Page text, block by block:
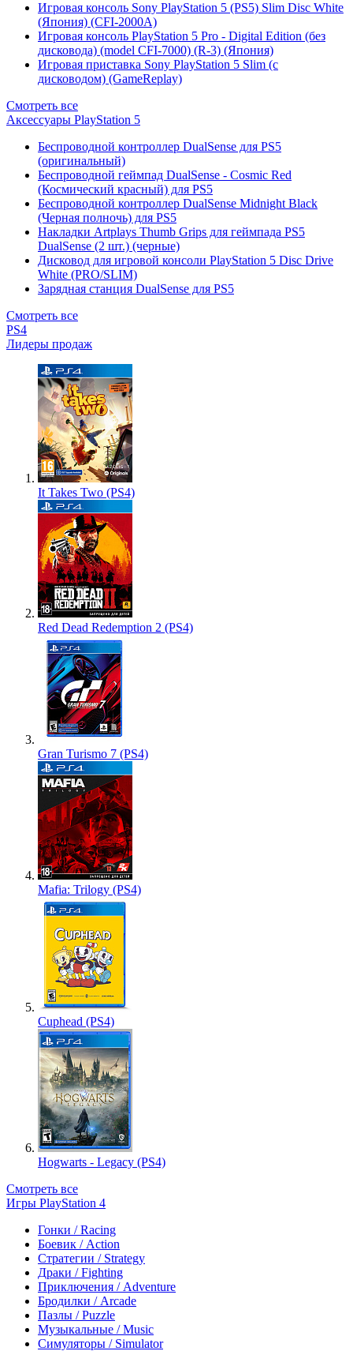
Игровая консоль Sony PlayStation 5 (PS5) Slim Disc White
(Япония) (CFI-2000A)
Игровая консоль PlayStation 5 Pro - Digital Edition (без
дисковода) (model CFI-7000) (R-3) (Япония)
Игровая приставка Sony PlayStation 5 Slim (с
дисководом) (GameReplay)
Смотреть все
Аксессуары PlayStation 5
Беспроводной контроллер DualSense для PS5
(оригинальный)
Беспроводной геймпад DualSense - Cosmic Red
(Космический красный) для PS5
Беспроводной контроллер DualSense Midnight Black
(Черная полночь) для PS5
Накладки Artplays Thumb Grips для геймпада PS5
DualSense (2 шт.) (черные)
Дисковод для игровой консоли PlayStation 5 Disc Drive
White (PRO/SLIM)
Зарядная станция DualSense для PS5
Смотреть все
PS4
Лидеры продаж
It Takes Two (PS4)
Red Dead Redemption 2 (PS4)
Gran Turismo 7 (PS4)
Mafia: Trilogy (PS4)
Cuphead (PS4)
Hogwarts - Legacy (PS4)
Смотреть все
Игры PlayStation 4
Гонки / Racing
Боевик / Action
Стратегии / Strategy
Драки / Fighting
Приключения / Adventure
Бродилки / Arcade
Пазлы / Puzzle
Музыкальные / Music
Симуляторы / Simulator